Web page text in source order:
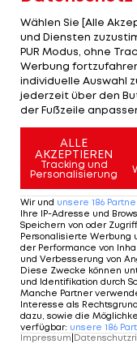
Doppler und
Horrem/Eithun
Satz überraschend
geben. Das
Doppler/Horst
Mehr zum
Wählen Sie [Alle
und Diensten
PUR Modus, ohne
Werbung
individuelle Auswahl
jederzeit über den
der Fußzeile
ALLE
AKZEPTIEREN
Tracking und
Personalisierung
Wir und unsere 186
Ihre IP-Adresse und
Speichern von oder
Personalisierte Werbung
der Performance von
und Verbesserung von
Diese Zwecke können
und Identifikation durch
Manche Partner
Interesse als
dazu, sowie die
verfügbar: unsere 186
Impressum